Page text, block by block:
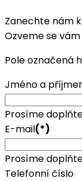
Zanechte nám
Ozveme se
Pole označená
Jméno a
Prosíme
E-mail(*)
Prosíme
Telefonní číslo